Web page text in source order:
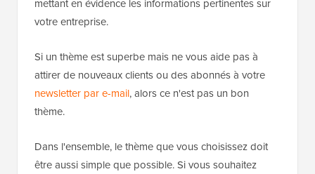
mettant en évidence les informations pertinentes sur
votre entreprise.
Si un thème est superbe mais ne vous aide pas à
attirer de nouveaux clients ou des abonnés à votre
newsletter par e-mail, alors ce n'est pas un bon
thème.
Dans l'ensemble, le thème que vous choisissez doit
être aussi simple que possible. Si vous souhaitez